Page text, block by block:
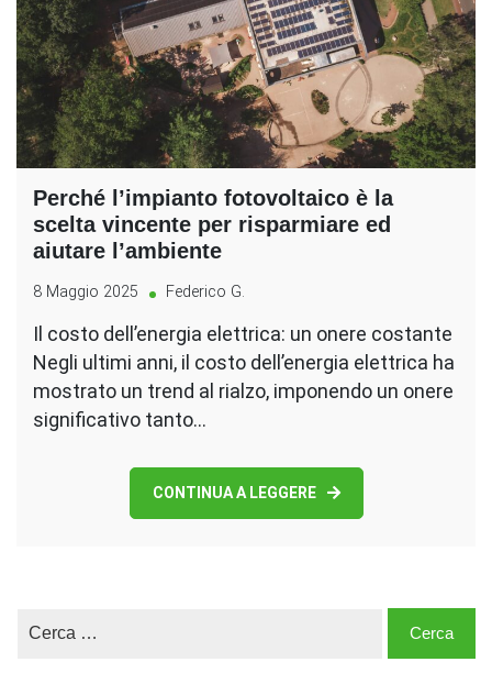
Perché l’impianto fotovoltaico è la
scelta vincente per risparmiare ed
aiutare l’ambiente
8 Maggio 2025 Federico G.
Il costo dell’energia elettrica: un onere costante
Negli ultimi anni, il costo dell’energia elettrica ha
mostrato un trend al rialzo, imponendo un onere
significativo tanto…
CONTINUA A LEGGERE